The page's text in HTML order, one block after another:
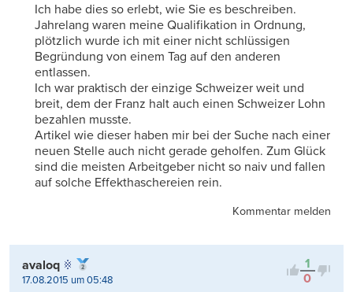
Ich habe dies so erlebt, wie Sie es beschreiben.
Jahrelang waren meine Qualifikation in Ordnung,
plötzlich wurde ich mit einer nicht schlüssigen
Begründung von einem Tag auf den anderen
entlassen.
Ich war praktisch der einzige Schweizer weit und
breit, dem der Franz halt auch einen Schweizer Lohn
bezahlen musste.
Artikel wie dieser haben mir bei der Suche nach einer
neuen Stelle auch nicht gerade geholfen. Zum Glück
sind die meisten Arbeitgeber nicht so naiv und fallen
auf solche Effekthaschereien rein.
Kommentar melden
1
0
avaloq
17.08.2015 um 05:48